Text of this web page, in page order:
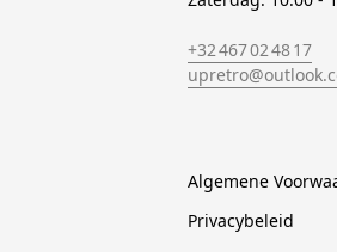
+32 467 02 48 17
Algemene
Privacybeleid